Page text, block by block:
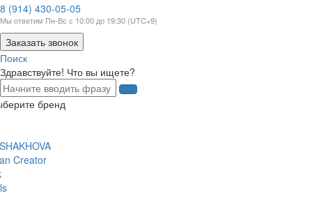
8 (914) 430-05-05
Мы ответим Пн-Вс с 10:00 до 19:30 (UTC+9)
Заказать звонок
Поиск
Здравствуйте! Что вы ищете?
бренд
Creator